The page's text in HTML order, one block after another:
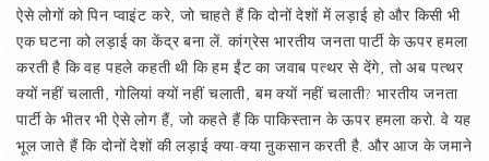
ऐसे लोगों को पिन प्वाइंट करे, जो चाहते हैं कि दोनों देशों में लड़ाई हो और किसी भी
एक घटना को लड़ाई का केंद्र बना लें. कांग्रेस भारतीय जनता पार्टी के ऊपर हमला
करती है कि वह पहले कहती थी कि हम ईंट का जवाब पत्थर से देंगे, तो अब पत्थर
क्यों नहीं चलाती, गोलियां क्यों नहीं चलाती, बम क्यों नहीं चलाती? भारतीय जनता
पार्टी के भीतर भी ऐसे लोग हैं, जो कहते हैं कि पाकिस्तान के ऊपर हमला करो. वे यह
भूल जाते हैं कि दोनों देशों की लड़ाई क्या-क्या ऩुकसान करती है. और आज के जमाने